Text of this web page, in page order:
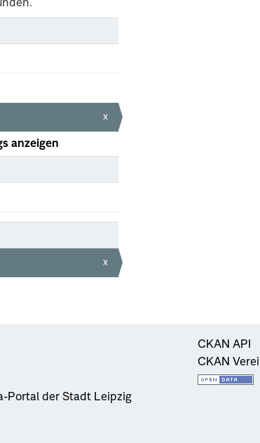
x
anzeigen
x
Portal der Stadt Leipzig
CKAN API
CKAN